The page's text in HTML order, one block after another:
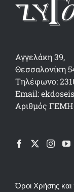
Αγγελάκη 39,
Θεσσαλονίκη
Τηλέφωνο:
Email:
Αριθμός ΓΕΜΗ
Όροι Χρήσης και